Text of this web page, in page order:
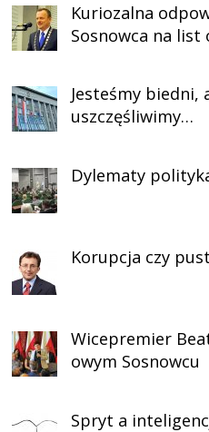
Kuriozalna
Sosnowca na
Jesteśmy biedni,
uszczęśliwimy…
Dylematy
Korupcja czy
Wicepremier
owym Sosnowcu
Spryt a